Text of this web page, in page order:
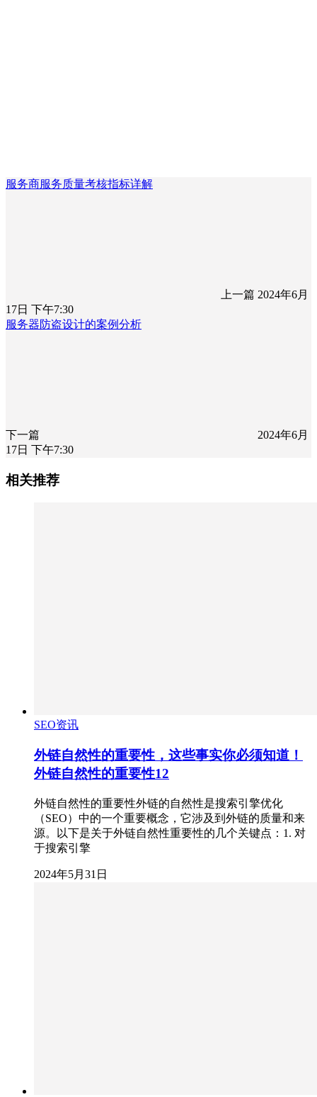
服务商服务质量考核指标详解
上一篇 2024年6月
17日 下午7:30
服务器防盗设计的案例分析
下一篇
2024年6月
17日 下午7:30
相关推荐
SEO资讯
外链自然性的重要性，这些事实你必须知道！
外链自然性的重要性12
外链自然性的重要性外链的自然性是搜索引擎优化
（SEO）中的一个重要概念，它涉及到外链的质量和来
源。以下是关于外链自然性重要性的几个关键点：1. 对
于搜索引擎
2024年5月31日